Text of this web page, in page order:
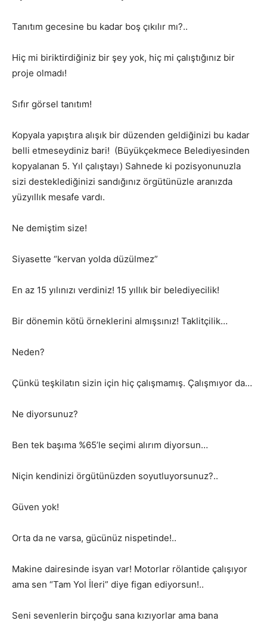
Tanıtım gecesine bu kadar boş çıkılır mı?..
Hiç mi biriktirdiğiniz bir şey yok, hiç mi çalıştığınız bir
proje olmadı!
Sıfır görsel tanıtım!
Kopyala yapıştıra alışık bir düzenden geldiğinizi bu kadar
belli etmeseydiniz bari! (Büyükçekmece Belediyesinden
kopyalanan 5. Yıl çalıştayı) Sahnede ki pozisyonunuzla
sizi desteklediğinizi sandığınız örgütünüzle aranızda
yüzyıllık mesafe vardı.
Ne demiştim size!
Siyasette “kervan yolda düzülmez”
En az 15 yılınızı verdiniz! 15 yıllık bir belediyecilik!
Bir dönemin kötü örneklerini almışsınız! Taklitçilik…
Neden?
Çünkü teşkilatın sizin için hiç çalışmamış. Çalışmıyor da…
Ne diyorsunuz?
Ben tek başıma %65’le seçimi alırım diyorsun…
Niçin kendinizi örgütünüzden soyutluyorsunuz?..
Güven yok!
Orta da ne varsa, gücünüz nispetinde!..
Makine dairesinde isyan var! Motorlar rölantide çalışıyor
ama sen “Tam Yol İleri” diye figan ediyorsun!..
Seni sevenlerin birçoğu sana kızıyorlar ama bana